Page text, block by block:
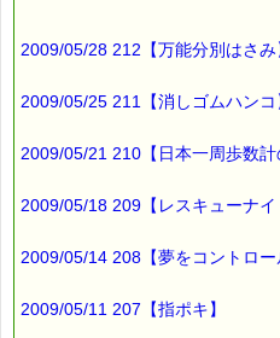
2009/05/28 212【万能分別はさみ
2009/05/25 211【消しゴムハンコ
2009/05/21 210【日本一周歩数計
2009/05/18 209【レスキューナイ
2009/05/14 208【夢をコントロー
2009/05/11 207【指ポキ】